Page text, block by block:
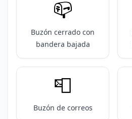
📪️
Buzón cerrado con
bandera bajada
📮
Buzón de correos